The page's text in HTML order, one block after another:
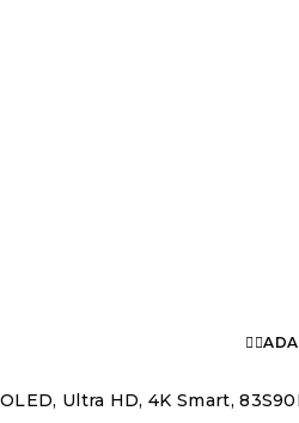
OLED, Ultra HD, 4K Smart,